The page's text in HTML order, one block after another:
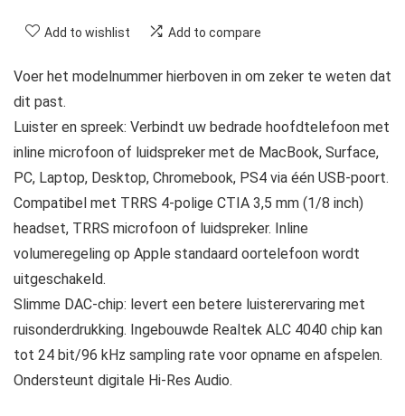
Add to wishlist Add to compare
Voer het modelnummer hierboven in om zeker te weten dat
dit past.
Luister en spreek: Verbindt uw bedrade hoofdtelefoon met
inline microfoon of luidspreker met de MacBook, Surface,
PC, Laptop, Desktop, Chromebook, PS4 via één USB-poort.
Compatibel met TRRS 4-polige CTIA 3,5 mm (1/8 inch)
headset, TRRS microfoon of luidspreker. Inline
volumeregeling op Apple standaard oortelefoon wordt
uitgeschakeld.
Slimme DAC-chip: levert een betere luisterervaring met
ruisonderdrukking. Ingebouwde Realtek ALC 4040 chip kan
tot 24 bit/96 kHz sampling rate voor opname en afspelen.
Ondersteunt digitale Hi-Res Audio.